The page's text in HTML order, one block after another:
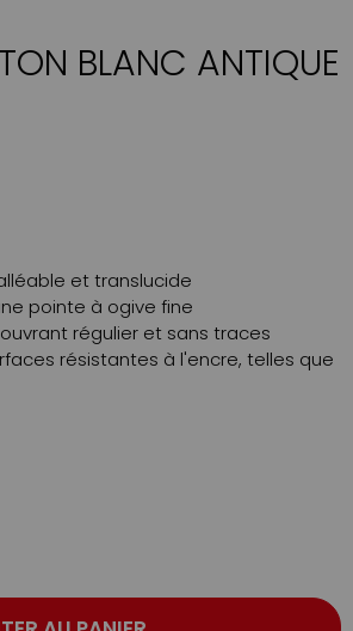
BLANC ANTIQUE
et translucide
pointe à ogive fine
régulier et sans traces
résistantes à l'encre, telles que